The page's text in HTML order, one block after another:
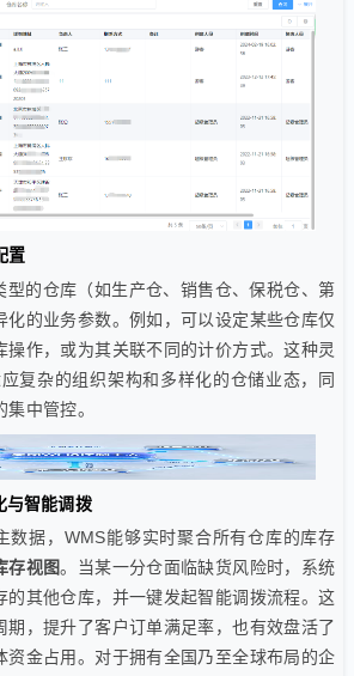
置
型的仓库（如生产仓、销售仓、保税仓、第
化的业务参数。例如，可以设定某些仓库仅
操作，或为其关联不同的计价方式。这种灵
复杂的组织架构和多样化的仓储业态，同
中管控。
与智能调拨
数据，WMS能够实时聚合所有仓库的库存
存视图。当某一分仓面临缺货风险时，系统
的其他仓库，并一键发起智能调拨流程。这
期，提升了客户订单满足率，也有效盘活了
资金占用。对于拥有全国乃至全球布局的企